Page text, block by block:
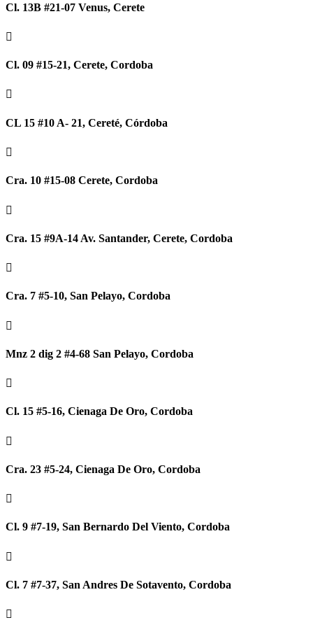
Cl. 13B #21-07 Venus, Cerete

Cl. 09 #15-21, Cerete, Cordoba

CL 15 #10 A- 21, Cereté, Córdoba

Cra. 10 #15-08 Cerete, Cordoba

Cra. 15 #9A-14 Av. Santander, Cerete, Cordoba

Cra. 7 #5-10, San Pelayo, Cordoba

Mnz 2 dig 2 #4-68 San Pelayo, Cordoba

Cl. 15 #5-16, Cienaga De Oro, Cordoba

Cra. 23 #5-24, Cienaga De Oro, Cordoba

Cl. 9 #7-19, San Bernardo Del Viento, Cordoba

Cl. 7 #7-37, San Andres De Sotavento, Cordoba
